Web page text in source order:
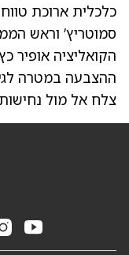
כלכלית ארוכת
סמוטריץ’ וראש
הקואליציה אופיר
ההצבעה במטרה
צלח אל מול